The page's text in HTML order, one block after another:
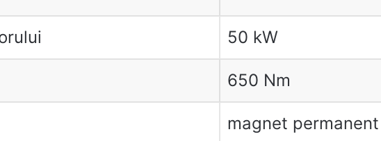
50 kW
650 Nm
magnet permanent